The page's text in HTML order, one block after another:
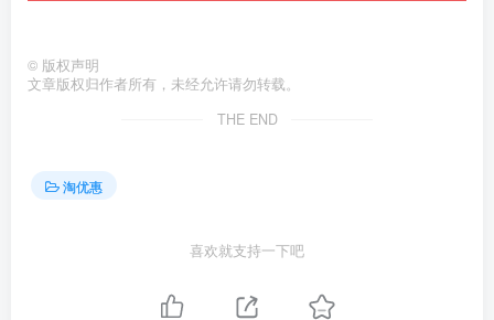
© 版权声明
文章版权归作者所有，未经允许请勿转载。
THE END
淘优惠
喜欢就支持一下吧